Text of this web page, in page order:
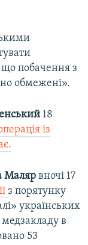
що побачення з
обмежені».
18
із
Маляр вночі 17
з порятунку
українських
медзакладу в
53